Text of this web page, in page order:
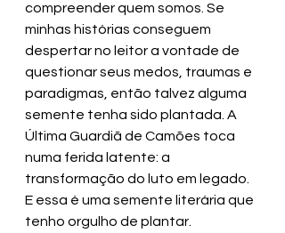
compreender quem somos. Se
minhas histórias conseguem
despertar no leitor a vontade de
questionar seus medos, traumas e
paradigmas, então talvez alguma
semente tenha sido plantada. A
Última Guardiã de Camões toca
numa ferida latente: a
transformação do luto em legado.
E essa é uma semente literária que
tenho orgulho de plantar.